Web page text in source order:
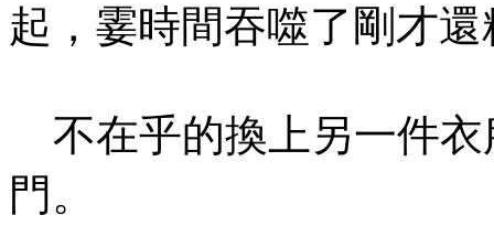
起，霎時間吞噬了剛才
不在乎的換上另一件衣
門。